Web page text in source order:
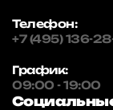
Телефон:
+7 (495) 136-
График:
09:00 - 19:00